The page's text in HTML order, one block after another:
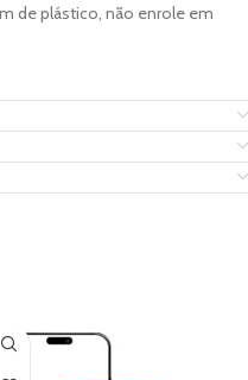
de plástico, não enrole em